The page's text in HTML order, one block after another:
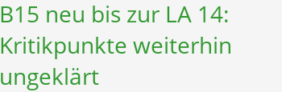
B15 neu bis zur LA 14:
Kritikpunkte weiterhin
ungeklärt